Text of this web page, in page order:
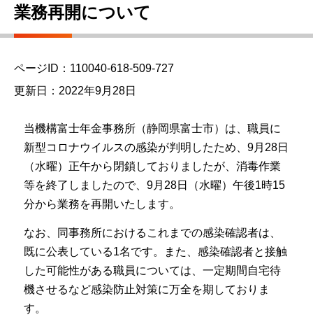
業務再開について
ページID：110040-618-509-727
更新日：2022年9月28日
当機構富士年金事務所（静岡県富士市）は、職員に
新型コロナウイルスの感染が判明したため、9月28日
（水曜）正午から閉鎖しておりましたが、消毒作業
等を終了しましたので、9月28日（水曜）午後1時15
分から業務を再開いたします。
なお、同事務所におけるこれまでの感染確認者は、
既に公表している1名です。また、感染確認者と接触
した可能性がある職員については、一定期間自宅待
機させるなど感染防止対策に万全を期しておりま
す。